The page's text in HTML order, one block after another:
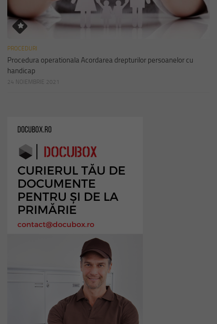
PROCEDURI
Procedura operationala Acordarea drepturilor persoanelor cu
handicap
24 NOIEMBRIE 2021